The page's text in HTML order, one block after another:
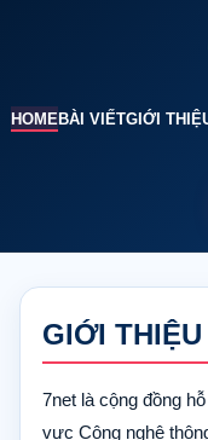
HOMEBÀI VIẾTGIỚI
GIỚI
7net là cộng đồng
vực Công nghệ